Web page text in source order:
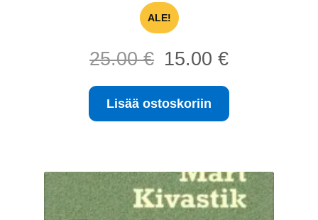
ALE!
25.00€
Alkuperäinen
hinta
oli:
25.00 €.
15.00 €Nykyinen
on:
Lisää ostoskoriin